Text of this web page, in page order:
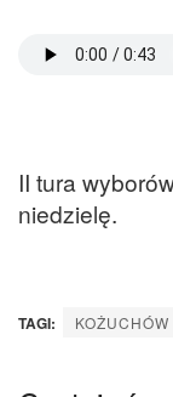
II tura
niedzielę.
TAGI: KOŻUCHÓW